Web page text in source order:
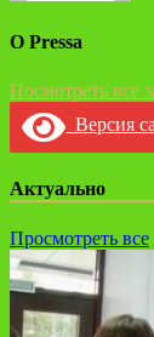
О Pressa
Посмотреть все
Версия
Актуально
Просмотреть все